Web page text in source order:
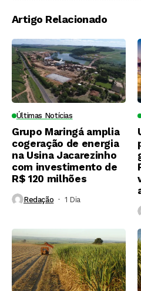
Artigo Relacionado
Últimas Notícias
Grupo Maringá amplia
cogeração de energia
na Usina Jacarezinho
com investimento de
R$ 120 milhões
Redação 1 Dia ⁮